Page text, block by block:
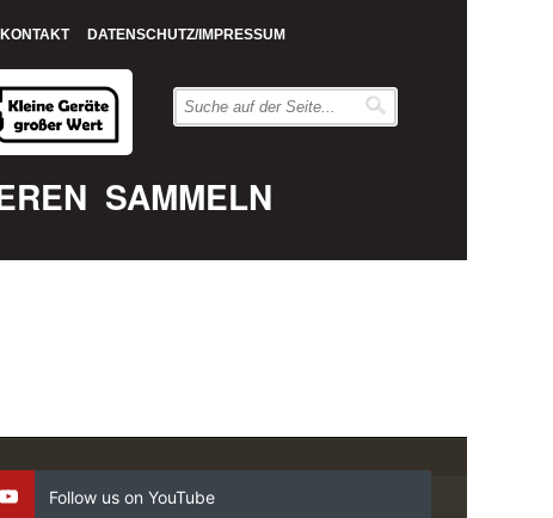
KONTAKT DATENSCHUTZ/IMPRESSUM
SAMMELN
Follow us on YouTube